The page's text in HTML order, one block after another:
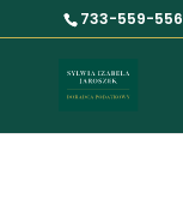
733-559-556